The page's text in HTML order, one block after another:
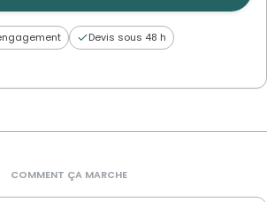
Devis sous 48 h
COMMENT ÇA MARCHE